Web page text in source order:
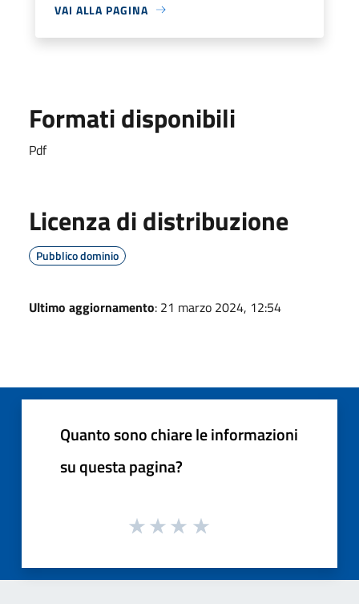
VAI ALLA PAGINA
Formati disponibili
Pdf
Licenza di distribuzione
Pubblico dominio
Ultimo aggiornamento: 21 marzo 2024, 12:54
Quanto sono chiare le informazioni
su questa pagina?